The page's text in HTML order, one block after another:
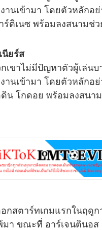
านเข้ามา โดยตัวหลักอ
ร์ติเนซ พร้อมลงสนามช่ว
นียร์ส
เขาไม่มีปัญหาตัวผู้เล่นบ
นเข้ามา โดยตัวหลักอย่
ดิน โกดอย พร้อมลงสนา
กสตาร์ทเกมแรกในฤดูก
มา ขณะที่ อาร์เจนตินอส